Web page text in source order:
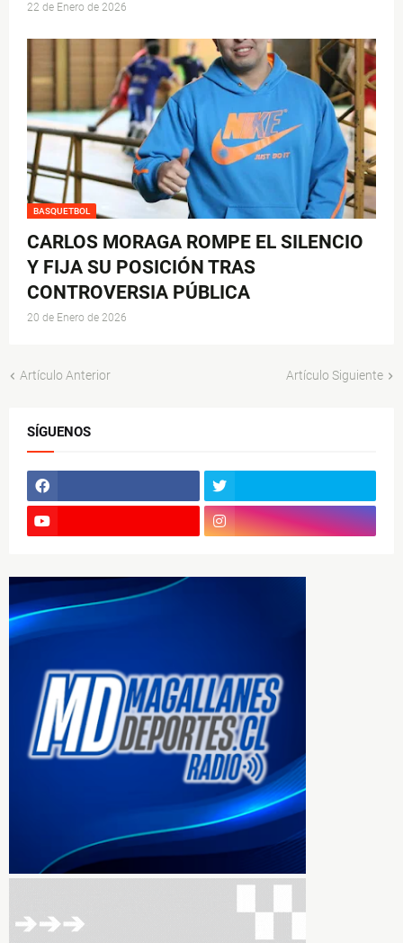
22 de Enero de 2026
BASQUETBOL
CARLOS MORAGA ROMPE EL SILENCIO
Y FIJA SU POSICIÓN TRAS
CONTROVERSIA PÚBLICA
20 de Enero de 2026
Artículo Anterior Artículo Siguiente
SÍGUENOS